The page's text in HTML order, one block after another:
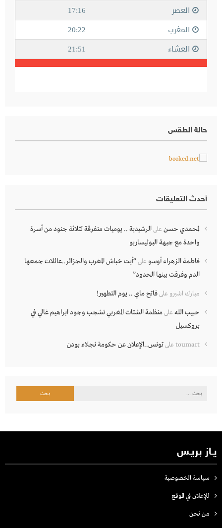
حالة الطقس
أحدث التعليقات
لمحمدي حسن علىالرشيدية .. يوميات متفرقة لثلاثة جنود من أسرة
واحدة مع جبهة البوليساريو
فاطمة الزهراء أوسو على“أيت خباش المغرب والجزائر..عائلات جمعها
الدم وفرقت بينها الحدود”
مبارك اشبرو علىفاتح ماي .. يوم التطهير!
حبيب الله علىمنظمة الشتات المغربي تشجب وجود ابراهيم غالي في
بروكسيل
toumart علىتونس..الإعلان عن حكومة نجلاء بودن
البحث
يـاز بريـس
سياسة الخصوصية
للإعلان في الموقع
من نحن